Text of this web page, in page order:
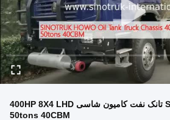
SINOTRUK HOWO تانک نفت کامیون شاسی 400HP 8X4 LHD
50tons 40CBM